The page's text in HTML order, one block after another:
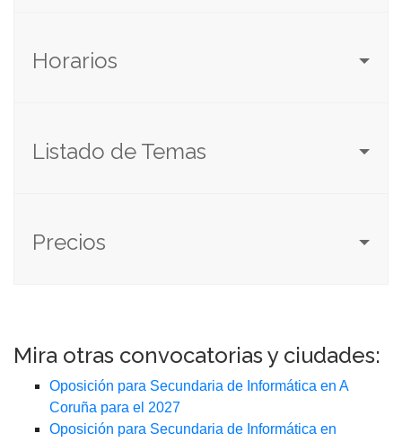
Horarios
Listado de Temas
Precios
Mira otras convocatorias y ciudades:
Oposición para Secundaria de Informática en A
Coruña para el 2027
Oposición para Secundaria de Informática en